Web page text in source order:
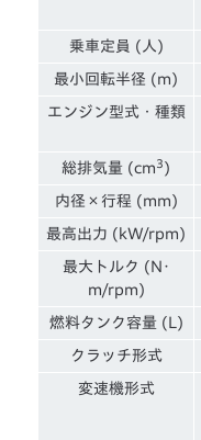
乗車定員 (人)
最小回転半径 (m)
エンジン型式・種類
総排気量 (cm 3 )
内径×行程 (mm)
最高出力 (kW/rpm)
最大トルク (N･
m/rpm)
燃料タンク容量 (L)
クラッチ形式
変速機形式